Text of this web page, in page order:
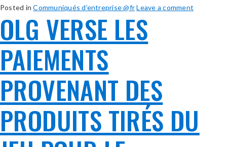
Posted inCommuniqués d’entreprise @frLeave a comment
OLG VERSE LES
PAIEMENTS
PROVENANT DES
PRODUITS TIRÉS DU